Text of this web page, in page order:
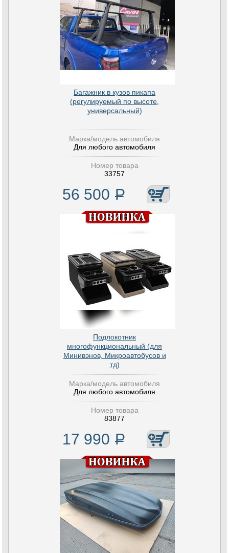
Багажник в кузов пикапа
(регулируемый по высоте,
универсальный)
Марка/модель автомобиля
Для любого автомобиля
Номер товара
33757
56 500 Р
Подлокотник
многофункциональный (для
Минивэнов, Микроавтобусов и
тд)
Марка/модель автомобиля
Для любого автомобиля
Номер товара
83877
17 990 Р